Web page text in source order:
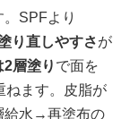
SPFより
り直しやすさが
2層塗り で面を
ねます。皮脂が
給水→再塗布の